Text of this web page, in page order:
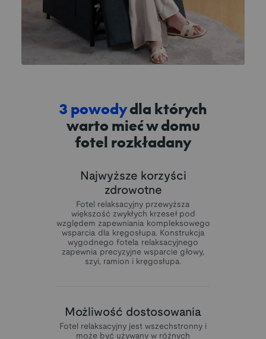
3 powodydla których
warto mieć w domu
fotel rozkładany
Najwyższe korzyści
zdrowotne
Fotel relaksacyjny przewyższa
większość zwykłych krzeseł pod
względem zapewniania kompleksowego
wsparcia dla kręgosłupa. Konstrukcja
wygodnego fotela relaksacyjnego
zapewnia precyzyjne wsparcie głowy,
szyi, ramion i kręgosłupa.
Możliwość dostosowania
Fotel relaksacyjny jest wszechstronny i
może być używany w różnych